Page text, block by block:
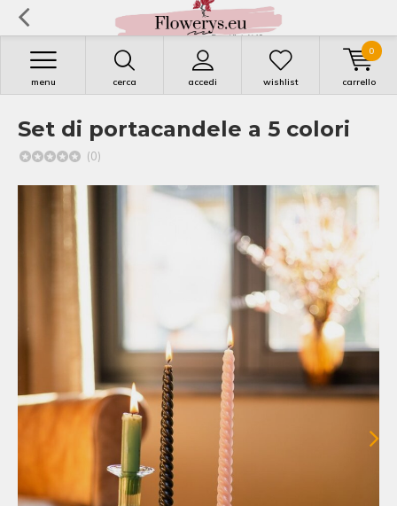
cerca accedi
menu wishlist carrello
0
Set di portacandele a 5 colori
(0)